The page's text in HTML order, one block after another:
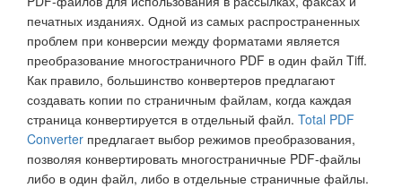
печатных изданиях. Одной из самых распространенных
проблем при конверсии между форматами является
преобразование многостраничного PDF в один файл Tiff.
Как правило, большинство конвертеров предлагают
создавать копии по страничным файлам, когда каждая
страница конвертируется в отдельный файл. Total PDF
Converter предлагает выбор режимов преобразования,
позволяя конвертировать многостраничные PDF-файлы
либо в один файл, либо в отдельные страничные файлы.